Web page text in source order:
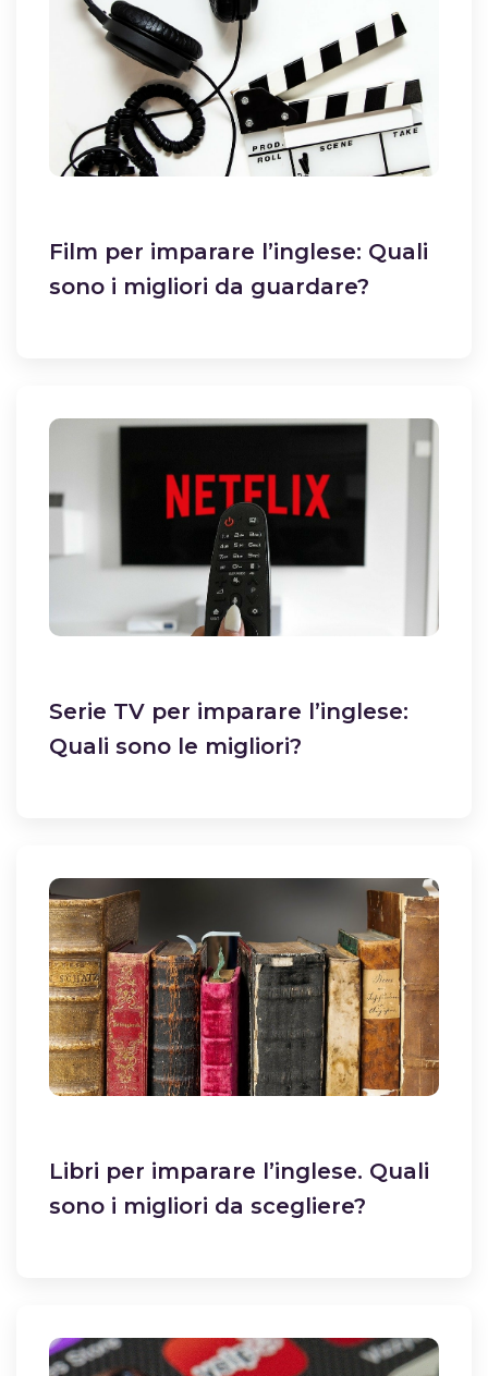
Film per imparare l’inglese: Quali
sono i migliori da guardare?
Serie TV per imparare l’inglese:
Quali sono le migliori?
Libri per imparare l’inglese. Quali
sono i migliori da scegliere?